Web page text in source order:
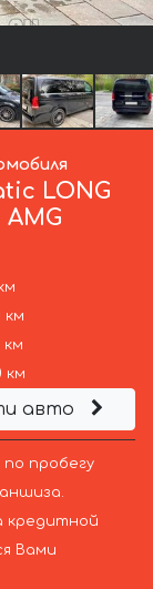
LONG
км
км
км
авто
пробегу
кредитной
Вами